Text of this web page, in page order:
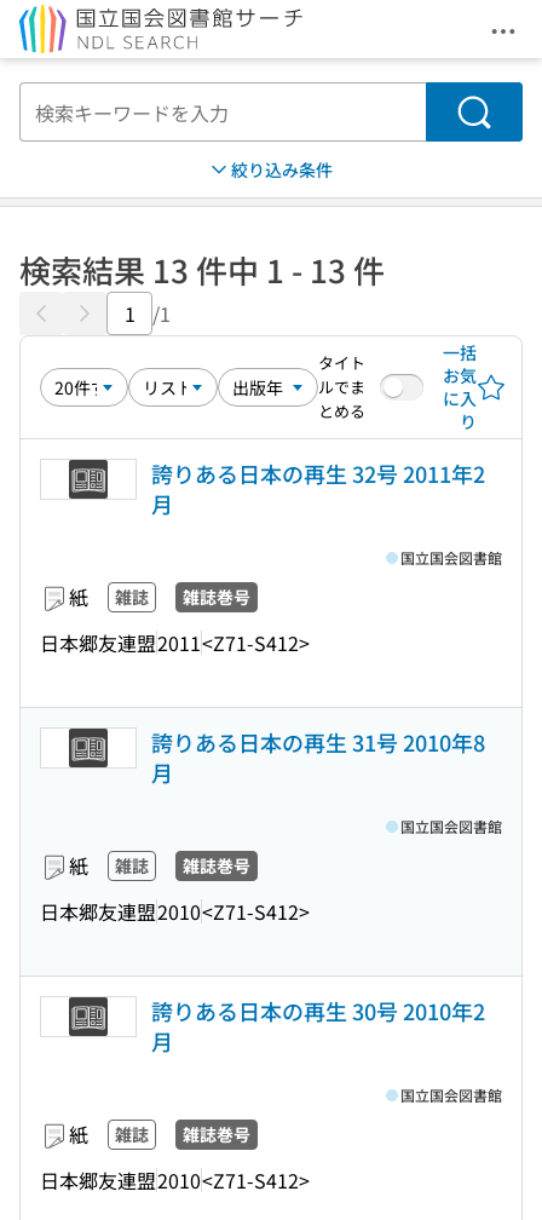
メ
検索
絞り込み条件
検索結果 13 件中 1 - 13 件
/1
タイト
ルでま
とめる
一括
お気
に入
り
誇りある日本の再生 32号 2011年2
月
紙 雑誌 雑誌巻号
日本郷友連盟2011<Z71-S412>
国立国会図書館
誇りある日本の再生 31号 2010年8
月
紙 雑誌 雑誌巻号
日本郷友連盟2010<Z71-S412>
国立国会図書館
誇りある日本の再生 30号 2010年2
月
紙 雑誌 雑誌巻号
日本郷友連盟2010<Z71-S412>
国立国会図書館